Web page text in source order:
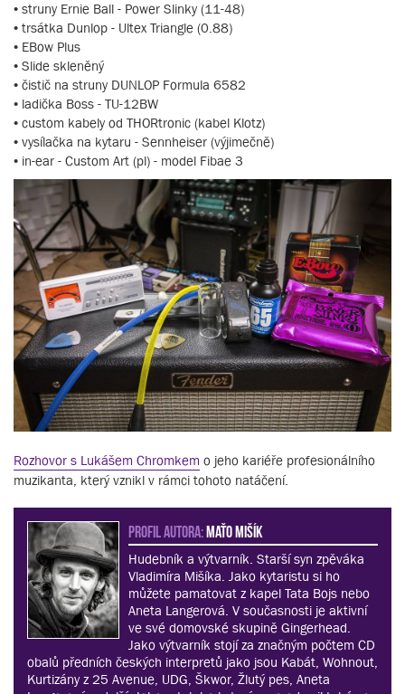
• struny Ernie Ball - Power Slinky (11-48)
• trsátka Dunlop - Ultex Triangle (0.88)
• EBow Plus
• Slide skleněný
• čistič na struny DUNLOP Formula 6582
• ladička Boss - TU-12BW
• custom kabely od THORtronic (kabel Klotz)
• vysílačka na kytaru - Sennheiser (výjimečně)
• in-ear - Custom Art (pl) - model Fibae 3
Rozhovor s Lukášem Chromkem o jeho kariéře profesionálního
muzikanta, který vznikl v rámci tohoto natáčení.
PROFIL AUTORA:Maťo Mišík
Hudebník a výtvarník. Starší syn zpěváka
Vladimíra Mišíka. Jako kytaristu si ho
můžete pamatovat z kapel Tata Bojs nebo
Aneta Langerová. V současnosti je aktivní
ve své domovské skupině Gingerhead.
Jako výtvarník stojí za značným počtem CD
obalů předních českých interpretů jako jsou Kabát, Wohnout,
Kurtizány z 25 Avenue, UDG, Škwor, Žlutý pes, Aneta